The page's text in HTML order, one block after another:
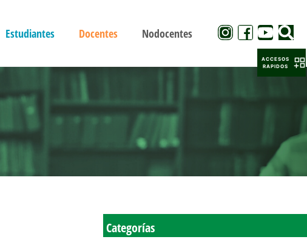
Estudiantes Docentes Nodocentes
Categorías
ACCESOS
RAPIDOS